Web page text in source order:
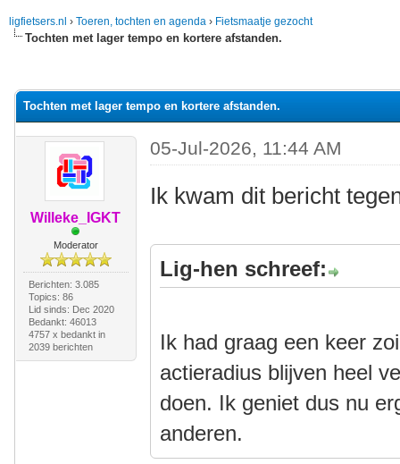
ligfietsers.nl › Toeren, tochten en agenda › Fietsmaatje gezocht
Tochten met lager tempo en kortere afstanden.
Tochten met lager tempo en kortere afstanden.
Willeke_IGKT
Moderator
Berichten: 3.085
Topics: 86
Lid sinds: Dec 2020
Bedankt: 46013
4757 x bedankt in
2039 berichten
05-Jul-2026, 11:44 AM
Ik kwam dit bericht
Lig-hen schreef:
Ik had graag een keer
actieradius blijven heel
doen. Ik geniet dus nu
anderen.